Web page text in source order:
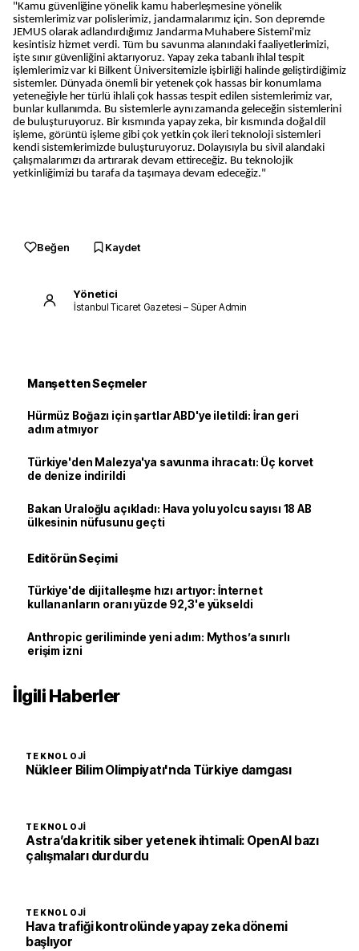
"Kamu güvenliğine yönelik kamu haberleşmesine yönelik
sistemlerimiz var polislerimiz, jandarmalarımız için. Son depremde
JEMUS olarak adlandırdığımız Jandarma Muhabere Sistemi'miz
kesintisiz hizmet verdi. Tüm bu savunma alanındaki faaliyetlerimizi,
işte sınır güvenliğini aktarıyoruz. Yapay zeka tabanlı ihlal tespit
işlemlerimiz var ki Bilkent Üniversitemizle işbirliği halinde geliştirdiğimiz
sistemler. Dünyada önemli bir yetenek çok hassas bir konumlama
yeteneğiyle her türlü ihlali çok hassas tespit edilen sistemlerimiz var,
bunlar kullanımda. Bu sistemlerle aynı zamanda geleceğin sistemlerini
de buluşturuyoruz. Bir kısmında yapay zeka, bir kısmında doğal dil
işleme, görüntü işleme gibi çok yetkin çok ileri teknoloji sistemleri
kendi sistemlerimizde buluşturuyoruz. Dolayısıyla bu sivil alandaki
çalışmalarımızı da artırarak devam ettireceğiz. Bu teknolojik
yetkinliğimizi bu tarafa da taşımaya devam edeceğiz."
Beğen Kaydet
Yönetici
İstanbul Ticaret Gazetesi – Süper Admin
Manşetten Seçmeler
Hürmüz Boğazı için şartlar ABD'ye iletildi: İran geri
adım atmıyor
Türkiye'den Malezya'ya savunma ihracatı: Üç korvet
de denize indirildi
Bakan Uraloğlu açıkladı: Hava yolu yolcu sayısı 18 AB
ülkesinin nüfusunu geçti
Editörün Seçimi
Türkiye'de dijitalleşme hızı artıyor: İnternet
kullananların oranı yüzde 92,3'e yükseldi
Anthropic geriliminde yeni adım: Mythos’a sınırlı
erişim izni
İlgili Haberler
TEKNOLOJI
Nükleer Bilim Olimpiyatı'nda Türkiye damgası
TEKNOLOJI
Astra’da kritik siber yetenek ihtimali: OpenAI bazı
çalışmaları durdurdu
TEKNOLOJI
Hava trafiği kontrolünde yapay zeka dönemi
başlıyor